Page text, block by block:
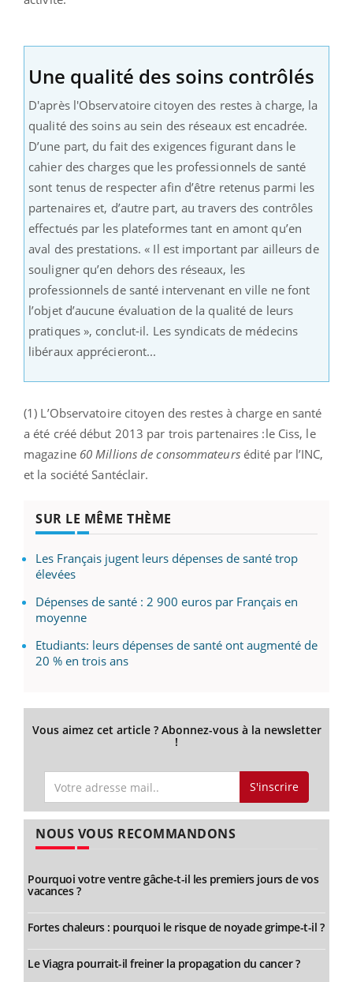
Une qualité des soins contrôlés
D'après l'Observatoire citoyen des restes à charge, la
qualité des soins au sein des réseaux est encadrée.
D’une part, du fait des exigences figurant dans le
cahier des charges que les professionnels de santé
sont tenus de respecter afin d’être retenus parmi les
partenaires et, d’autre part, au travers des contrôles
effectués par les plateformes tant en amont qu’en
aval des prestations. « Il est important par ailleurs de
souligner qu’en dehors des réseaux, les
professionnels de santé intervenant en ville ne font
l’objet d’aucune évaluation de la qualité de leurs
pratiques », conclut-il. Les syndicats de médecins
libéraux apprécieront...
(1) L’Observatoire citoyen des restes à charge en santé
a été créé début 2013 par trois partenaires :le Ciss, le
magazine 60 Millions de consommateurs édité par l’INC,
et la société Santéclair.
SUR LE MÊME THÈME
Les Français jugent leurs dépenses de santé trop
élevées
Dépenses de santé : 2 900 euros par Français en
moyenne
Etudiants: leurs dépenses de santé ont augmenté de
20 % en trois ans
Vous aimez cet article ? Abonnez-vous à la newsletter
!
S'inscrire
NOUS VOUS RECOMMANDONS
Pourquoi votre ventre gâche-t-il les premiers jours de vos
vacances ?
Fortes chaleurs : pourquoi le risque de noyade grimpe-t-il ?
Le Viagra pourrait-il freiner la propagation du cancer ?